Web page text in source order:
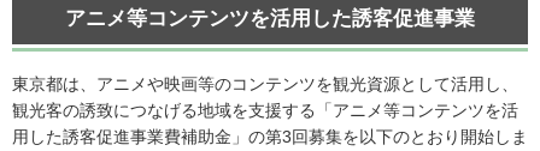
アニメ等コンテンツを活用した誘客促進事業
東京都は、アニメや映画等のコンテンツを観光資源として活用し、
観光客の誘致につなげる地域を支援する「アニメ等コンテンツを活
用した誘客促進事業費補助金」の第3回募集を以下のとおり開始しま